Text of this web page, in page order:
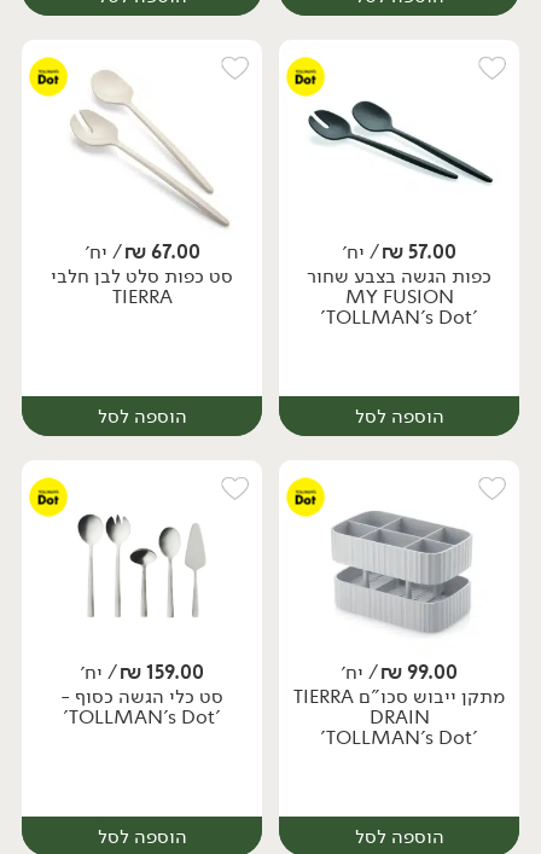
יח׳ יח׳
57.00
₪/ יח׳
כפות הגשה בצבע שחור
MY FUSION
'TOLLMAN's Dot'
הוספה לסל
יח׳
67.00
₪/ יח׳
סט כפות סלט לבן חלבי
TIERRA
הוספה לסל
יח׳
99.00
₪/ יח׳
מתקן ייבוש סכו"ם TIERRA
DRAIN
'TOLLMAN's Dot'
הוספה לסל
159.00
₪/ יח׳
סט כלי הגשה כסוף -
'TOLLMAN's Dot'
הוספה לסל